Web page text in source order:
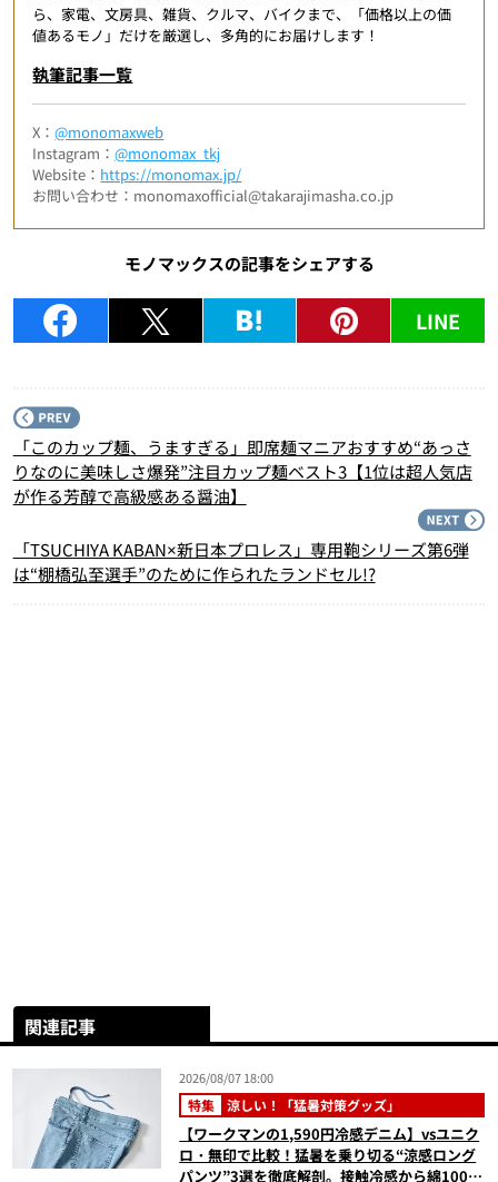
ら、家電、文房具、雑貨、クルマ、バイクまで、「価格以上の価
値あるモノ」だけを厳選し、多角的にお届けします！
執筆記事一覧
X：@monomaxweb
Instagram：@monomax_tkj
Website： https://monomax.jp/
お問い合わせ：monomaxofficial@takarajimasha.co.jp
モノマックスの記事をシェアする
LINE
「このカップ麺、うますぎる」即席麺マニアおすすめ“あっさ
りなのに美味しさ爆発”注目カップ麺ベスト3【1位は超人気店
が作る芳醇で高級感ある醤油】
「TSUCHIYA KABAN×新日本プロレス」専用鞄シリーズ第6弾
は“棚橋弘至選手”のために作られたランドセル!?
関連記事
2026/08/07 18:00
特集 涼しい！「猛暑対策グッズ」
【ワークマンの1,590円冷感デニム】vsユニク
ロ・無印で比較！猛暑を乗り切る“涼感ロング
パンツ”3選を徹底解剖。接触冷感から綿100%